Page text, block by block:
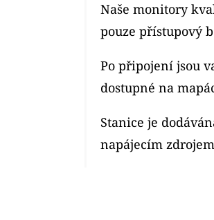
Naše monitory
pouze přístupový
Po připojení jsou
dostupné na
Stanice je
napájecím